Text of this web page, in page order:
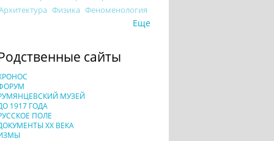
Физика Феноменология
Еще
сайты
МУЗЕЙ
1917 ГОДА
ПОЛЕ
XX ВЕКА